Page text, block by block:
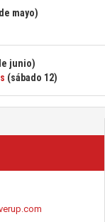
mayo)
junio)
(sábado 12)